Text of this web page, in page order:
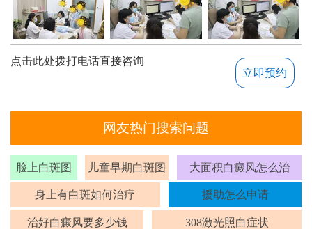
点击此处拨打电话直接咨询
立即预约
网友热门搜索问题
脸上白斑图 儿童早期白斑图 大面积白癜风怎么治
身上有白斑如何治疗 援助怎么申请
治好白癜风要多少钱 308激光照白症状